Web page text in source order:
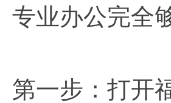
专业办公完全
第一步：打开